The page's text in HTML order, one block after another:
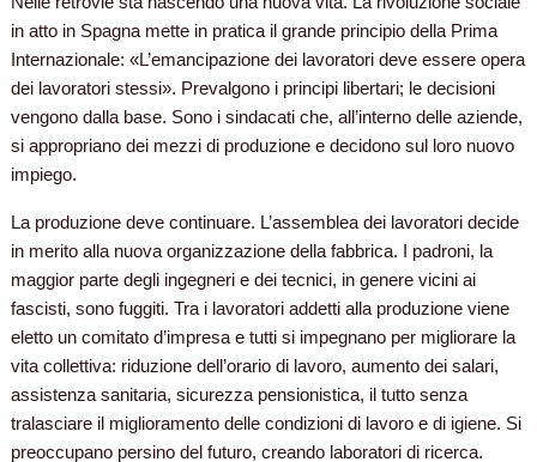
in atto in Spagna mette in pratica il grande principio della Prima
Internazionale: «L’emancipazione dei lavoratori deve essere opera
dei lavoratori stessi». Prevalgono i principi libertari; le decisioni
vengono dalla base. Sono i sindacati che, all’interno delle aziende,
si appropriano dei mezzi di produzione e decidono sul loro nuovo
impiego.
La produzione deve continuare. L’assemblea dei lavoratori decide
in merito alla nuova organizzazione della fabbrica. I padroni, la
maggior parte degli ingegneri e dei tecnici, in genere vicini ai
fascisti, sono fuggiti. Tra i lavoratori addetti alla produzione viene
eletto un comitato d’impresa e tutti si impegnano per migliorare la
vita collettiva: riduzione dell’orario di lavoro, aumento dei salari,
assistenza sanitaria, sicurezza pensionistica, il tutto senza
tralasciare il miglioramento delle condizioni di lavoro e di igiene. Si
preoccupano persino del futuro, creando laboratori di ricerca.